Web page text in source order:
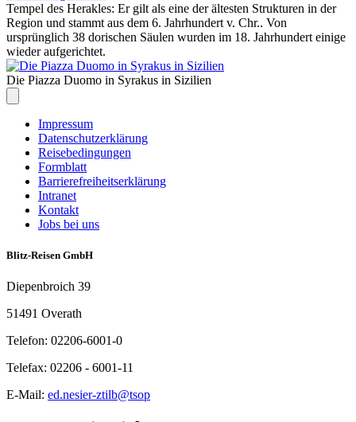
Tempel des Herakles: Er gilt als eine der ältesten Strukturen in der
Region und stammt aus dem 6. Jahrhundert v. Chr.. Von
ursprünglich 38 dorischen Säulen wurden im 18. Jahrhundert einige
wieder aufgerichtet.
Die Piazza Duomo in Syrakus in Sizilien
Impressum
Datenschutzerklärung
Reisebedingungen
Formblatt
Barrierefreiheitserklärung
Intranet
Kontakt
Jobs bei uns
Blitz-Reisen GmbH
Diepenbroich 39
51491 Overath
Telefon: 02206-6001-0
Telefax: 02206 - 6001-11
E-Mail: ed.nesier-ztilb@tsop